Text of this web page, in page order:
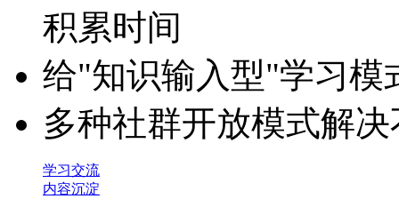
积累时间
给"知识输入型"学习模
多种社群开放模式解
学习交流
内容沉淀